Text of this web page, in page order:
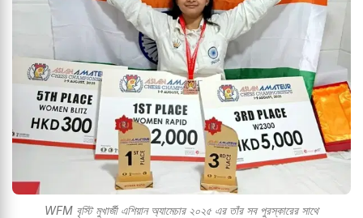
WFM বৃস্টি মুখার্জী এশিয়ান অ্যামেচার ২০২৫ এর তাঁর সব পুরস্কারের সাথে